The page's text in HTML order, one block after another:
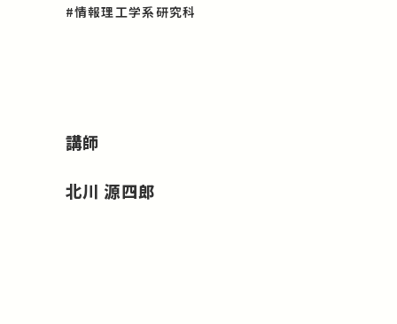
#情報理工学系研究科
講師
北川 源四郎